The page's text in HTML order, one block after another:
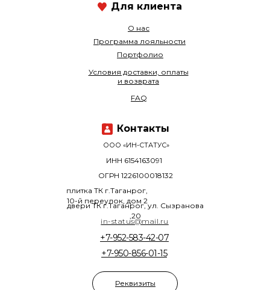
+7-950-856-01-15
+7-952-583-42-07
О нас
Программа лояльности
Портфолио
ООО «ИН-СТАТУС»
плитка ТК г.Таганрог,
10-й переулок, дом 2
двери ТК г.Таганрог, ул. Сызранова
,20
ОГРН 1226100018132
ИНН 6154163091
Условия доставки, оплаты
и возврата
FAQ
in-status@mail.ru
Контакты
Для клиента
Реквизиты